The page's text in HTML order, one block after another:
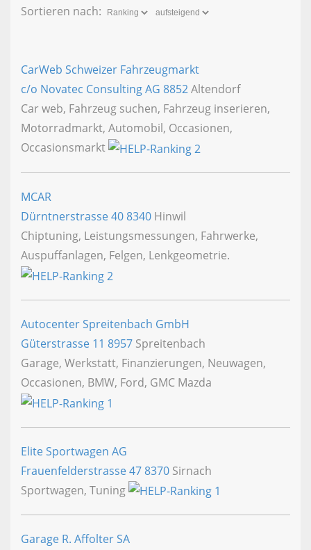
Sortieren nach:
CarWeb Schweizer Fahrzeugmarkt
c/o Novatec Consulting AG 8852Altendorf
Car web, Fahrzeug suchen, Fahrzeug inserieren,
Motorradmarkt, Automobil, Occasionen,
Occasionsmarkt
MCAR
Dürntnerstrasse 408340 Hinwil
Chiptuning, Leistungsmessungen, Fahrwerke,
Auspuffanlagen, Felgen, Lenkgeometrie.
Autocenter Spreitenbach GmbH
Güterstrasse 11 8957 Spreitenbach
Garage, Werkstatt, Finanzierungen, Neuwagen,
Occasionen, BMW, Ford, GMC Mazda
Elite Sportwagen AG
Frauenfelderstrasse 478370 Sirnach
Sportwagen, Tuning
Garage R. Affolter SA